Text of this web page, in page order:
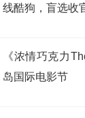
线酷狗，盲选收
《浓情巧克力
岛国际电影节